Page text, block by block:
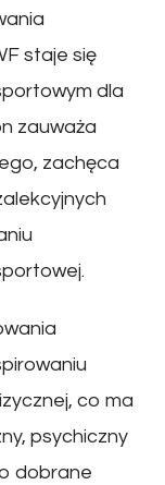
staje się
dla
zauważa
zachęca
co ma
psychiczny
dobrane